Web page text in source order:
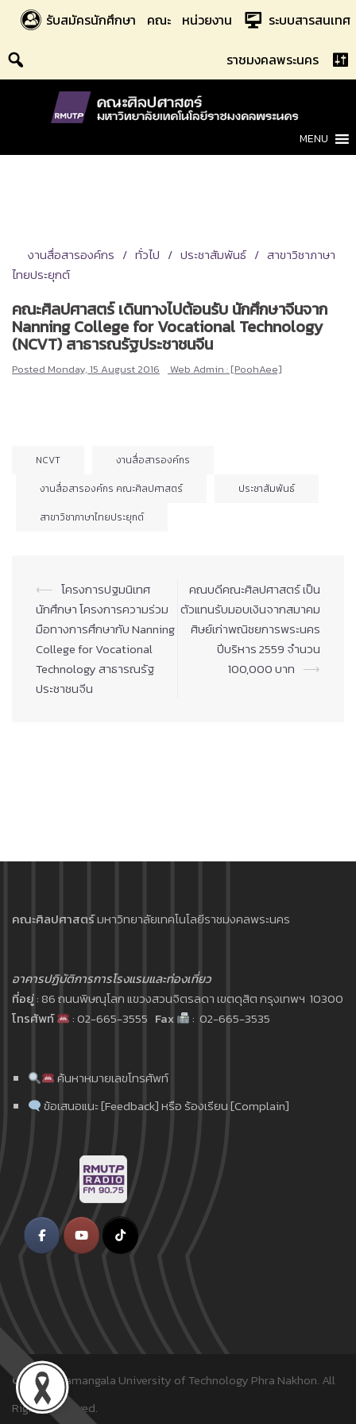
content
รับสมัครนักศึกษา คณะ หน่วยงาน ระบบสารสนเทศ
ราชมงคลพระนคร
MENU
งานสื่อสารองค์กร ทั่วไป ประชาสัมพันธ์
สาขาวิชาภาษา
ไทยประยุกต์
คณะศิลปศาสตร์ เดินทางไปต้อนรับ นักศึกษาจีนจาก
Nanning College for Vocational Technology
(NCVT) สาธารณรัฐประชาชนจีน
Posted Monday, 15 August 2016 Web Admin : [PoohAee]
NCVT
งานสื่อสารองค์กร
งานสื่อสารองค์กร คณะศิลปศาสตร์
ประชาสัมพันธ์
สาขาวิชาภาษาไทยประยุกต์
Post
navigation
⟵ โครงการปฐมนิเทศ
นักศึกษา โครงการความร่วม
มือทางการศึกษากับ Nanning
College for Vocational
Technology สาธารณรัฐ
ประชาชนจีน
คณบดีคณะศิลปศาสตร์ เป็น
ตัวแทนรับมอบเงินจากสมาคม
ศิษย์เก่าพณิชยการพระนคร
ปีบริหาร 2559 จำนวน
100,000 บาท ⟶
คณะศิลปศาสตร์มหาวิทยาลัยเทคโนโลยีราชมงคลพระนคร
อาคารปฏิบัติการการโรงแรมและท่องเที่ยว
ที่อยู่: 86 ถนนพิษณุโลก แขวงสวนจิตรลดา เขตดุสิต กรุงเทพฯ 10300
โทรศัพท์
: 02-665-3555 Fax : 02-665-3535
ค้นหาหมายเลขโทรศัพท์
ข้อเสนอแนะ [Feedback] หรือ ร้องเรียน [Complain]
© 2018 Rajamangala University of Technology Phra Nakhon. All
Rights Reserved.